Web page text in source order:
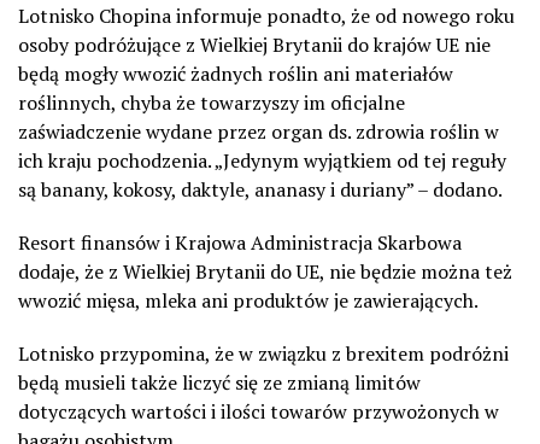
Lotnisko Chopina informuje ponadto, że od nowego roku
osoby podróżujące z Wielkiej Brytanii do krajów UE nie
będą mogły wwozić żadnych roślin ani materiałów
roślinnych, chyba że towarzyszy im oficjalne
zaświadczenie wydane przez organ ds. zdrowia roślin w
ich kraju pochodzenia. „Jedynym wyjątkiem od tej reguły
są banany, kokosy, daktyle, ananasy i duriany” – dodano.
Resort finansów i Krajowa Administracja Skarbowa
dodaje, że z Wielkiej Brytanii do UE, nie będzie można też
wwozić mięsa, mleka ani produktów je zawierających.
Lotnisko przypomina, że w związku z brexitem podróżni
będą musieli także liczyć się ze zmianą limitów
dotyczących wartości i ilości towarów przywożonych w